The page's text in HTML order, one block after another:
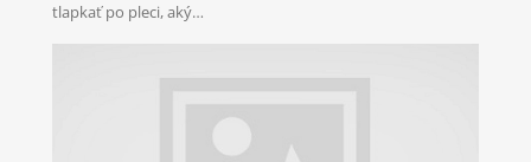
tlapkať po pleci, aký…